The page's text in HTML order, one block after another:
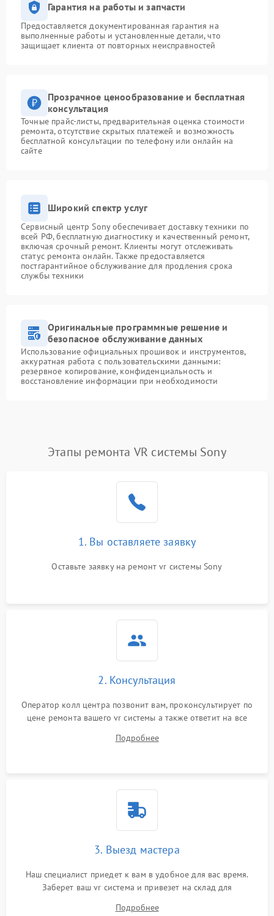
Гарантия на работы и запчасти
Предоставляется документированная гарантия на
выполненные работы и установленные детали, что
защищает клиента от повторных неисправностей
Прозрачное ценообразование и бесплатная
консультация
Точные прайс-листы, предварительная оценка стоимости
ремонта, отсутствие скрытых платежей и возможность
бесплатной консультации по телефону или онлайн на
сайте
Широкий спектр услуг
Сервисный центр Sony обеспечивает доставку техники по
всей РФ, бесплатную диагностику и качественный ремонт,
включая срочный ремонт. Клиенты могут отслеживать
статус ремонта онлайн. Также предоставляется
постгарантийное обслуживание для продления срока
службы техники
Оригинальные программные решение и
безопасное обслуживание данных
Использование официальных прошивок и инструментов,
аккуратная работа с пользовательскими данными:
резервное копирование, конфиденциальность и
восстановление информации при необходимости
Этапы ремонта VR системы Sony
1. Вы оставляете заявку
Оставьте заявку на ремонт vr системы Sony
2. Консультация
Оператор колл центра позвонит вам, проконсультирует по
цене ремонта вашего vr системы а также ответит на все
Подробнее
3. Выезд мастера
Наш специалист приедет к вам в удобное для вас время.
Заберет ваш vr система и привезет на склад для
Подробнее